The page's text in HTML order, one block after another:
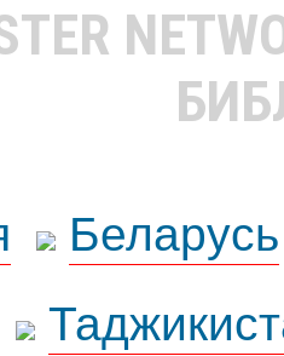
Беларусь